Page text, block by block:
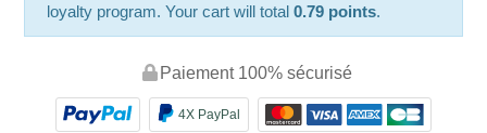
loyalty program. Your cart will total0.79 points.
Paiement 100% sécurisé
4X PayPal